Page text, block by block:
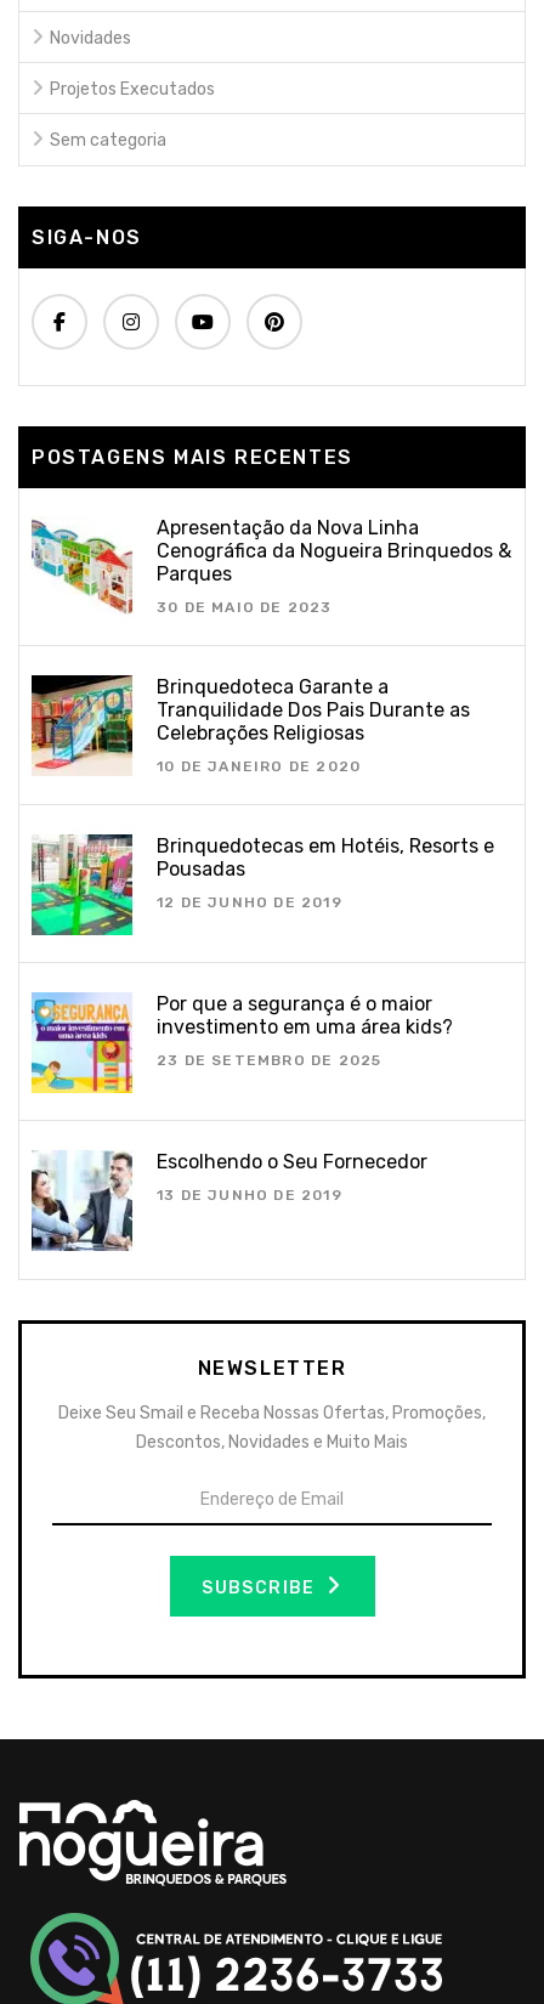
Novidades
Projetos Executados
Sem categoria
SIGA-NOS
POSTAGENS MAIS RECENTES
Apresentação da Nova Linha
Cenográfica da Nogueira Brinquedos &
Parques
30 DE MAIO DE 2023
Brinquedoteca Garante a
Tranquilidade Dos Pais Durante as
Celebrações Religiosas
10 DE JANEIRO DE 2020
Brinquedotecas em Hotéis, Resorts e
Pousadas
12 DE JUNHO DE 2019
Por que a segurança é o maior
investimento em uma área kids?
23 DE SETEMBRO DE 2025
Escolhendo o Seu Fornecedor
13 DE JUNHO DE 2019
NEWSLETTER
Deixe Seu Smail e Receba Nossas Ofertas, Promoções,
Descontos, Novidades e Muito Mais
SUBSCRIBE